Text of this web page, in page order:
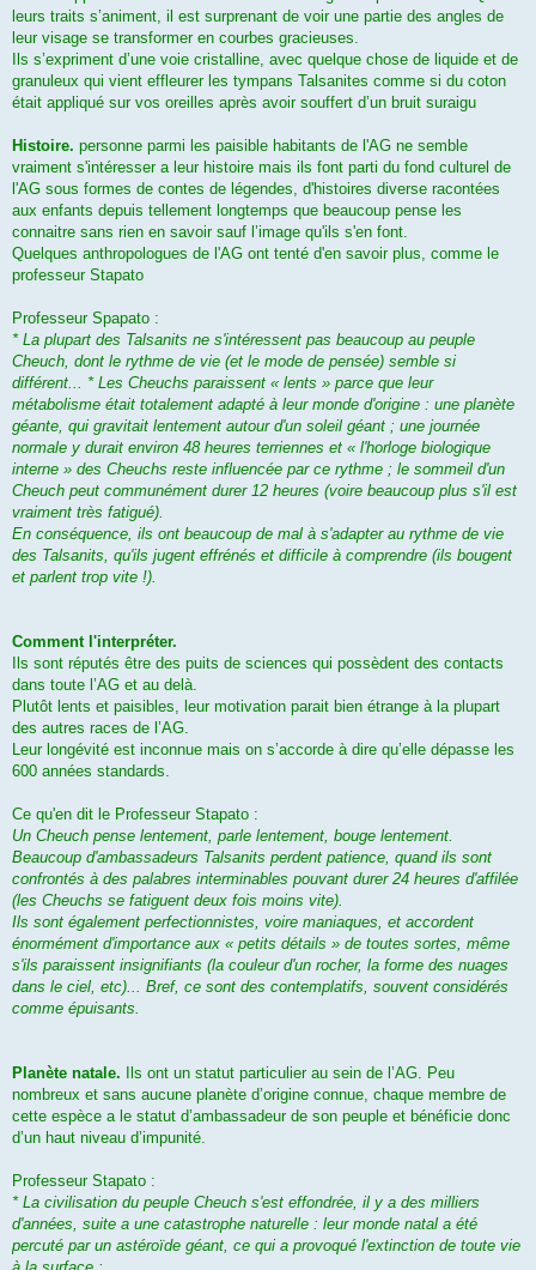
leurs traits s’animent, il est surprenant de voir une partie des angles de
leur visage se transformer en courbes gracieuses.
Ils s’expriment d’une voie cristalline, avec quelque chose de liquide et de
granuleux qui vient effleurer les tympans Talsanites comme si du coton
était appliqué sur vos oreilles après avoir souffert d’un bruit suraigu
Histoire. personne parmi les paisible habitants de l'AG ne semble
vraiment s'intéresser a leur histoire mais ils font parti du fond culturel de
l'AG sous formes de contes de légendes, d'histoires diverse racontées
aux enfants depuis tellement longtemps que beaucoup pense les
connaitre sans rien en savoir sauf l’image qu'ils s'en font.
Quelques anthropologues de l'AG ont tenté d'en savoir plus, comme le
professeur Stapato
Professeur Spapato :
* La plupart des Talsanits ne s'intéressent pas beaucoup au peuple
Cheuch, dont le rythme de vie (et le mode de pensée) semble si
différent... * Les Cheuchs paraissent « lents » parce que leur
métabolisme était totalement adapté à leur monde d'origine : une planète
géante, qui gravitait lentement autour d'un soleil géant ; une journée
normale y durait environ 48 heures terriennes et « l'horloge biologique
interne » des Cheuchs reste influencée par ce rythme ; le sommeil d'un
Cheuch peut communément durer 12 heures (voire beaucoup plus s'il est
vraiment très fatigué).
En conséquence, ils ont beaucoup de mal à s'adapter au rythme de vie
des Talsanits, qu'ils jugent effrénés et difficile à comprendre (ils bougent
et parlent trop vite !).
Comment l'interpréter.
Ils sont réputés être des puits de sciences qui possèdent des contacts
dans toute l’AG et au delà.
Plutôt lents et paisibles, leur motivation parait bien étrange à la plupart
des autres races de l’AG.
Leur longévité est inconnue mais on s’accorde à dire qu’elle dépasse les
600 années standards.
Ce qu'en dit le Professeur Stapato :
Un Cheuch pense lentement, parle lentement, bouge lentement.
Beaucoup d'ambassadeurs Talsanits perdent patience, quand ils sont
confrontés à des palabres interminables pouvant durer 24 heures d'affilée
(les Cheuchs se fatiguent deux fois moins vite).
Ils sont également perfectionnistes, voire maniaques, et accordent
énormément d'importance aux « petits détails » de toutes sortes, même
s'ils paraissent insignifiants (la couleur d'un rocher, la forme des nuages
dans le ciel, etc)... Bref, ce sont des contemplatifs, souvent considérés
comme épuisants.
Planète natale. Ils ont un statut particulier au sein de l’AG. Peu
nombreux et sans aucune planète d’origine connue, chaque membre de
cette espèce a le statut d’ambassadeur de son peuple et bénéficie donc
d’un haut niveau d’impunité.
Professeur Stapato :
* La civilisation du peuple Cheuch s'est effondrée, il y a des milliers
d'années, suite a une catastrophe naturelle : leur monde natal a été
percuté par un astéroïde géant, ce qui a provoqué l'extinction de toute vie